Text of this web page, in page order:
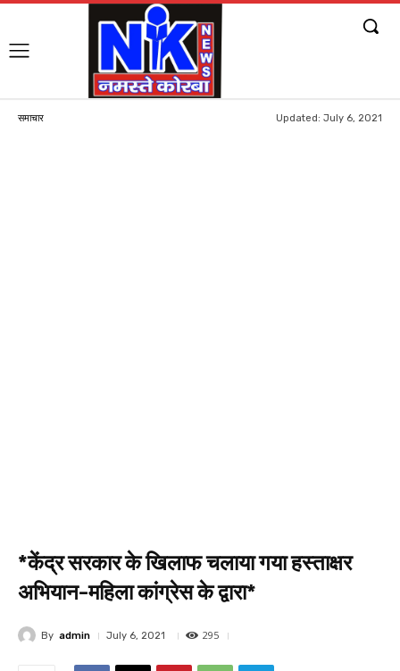
समाचार Updated: July 6, 2021
*केंद्र सरकार के खिलाफ चलाया गया हस्ताक्षर
अभियान-महिला कांग्रेस के द्वारा*
By admin July 6, 2021 295